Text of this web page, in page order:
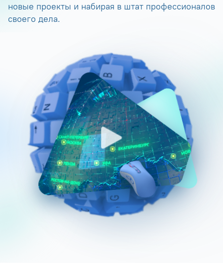
новые проекты и набирая в штат профессионалов
своего дела.